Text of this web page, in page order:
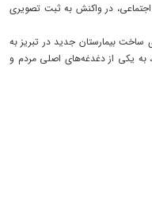
اجتماعی، در واکنش به ثبت تصویری
بیمارستان جدید در تبریز به
به یکی از دغدغه‌های اصلی مردم و